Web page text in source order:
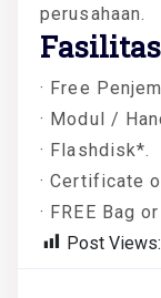
perusahaan.
· Free
· Modul /
· Flashdisk*.
· Certificate
· FREE Bag
Post Views: